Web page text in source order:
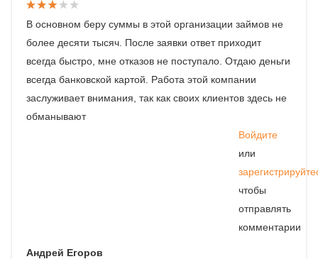
В основном беру суммы в этой организации займов не
более десяти тысяч. После заявки ответ приходит
всегда быстро, мне отказов не поступало. Отдаю деньги
всегда банковской картой. Работа этой компании
заслуживает внимания, так как своих клиентов здесь не
обманывают
Войдите
или
чтобы
отправлять
комментарии
Андрей Егоров